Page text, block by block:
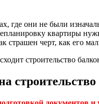
где они не были
квартиры
страшен черт, как его
строительство
строительство